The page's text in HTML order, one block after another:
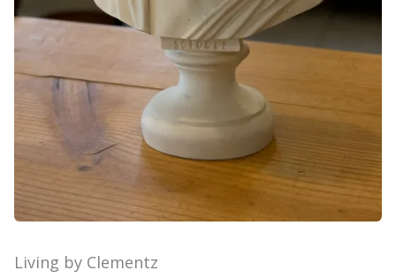
Living by Clementz